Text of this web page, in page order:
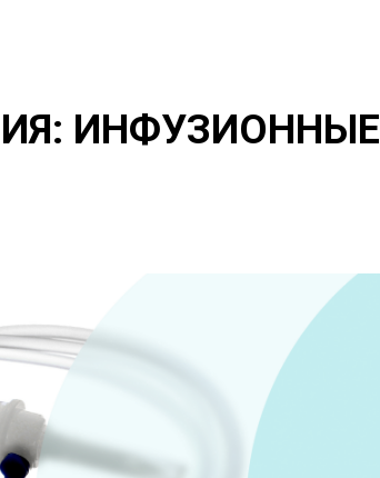
ИНФУЗИОННЫЕ